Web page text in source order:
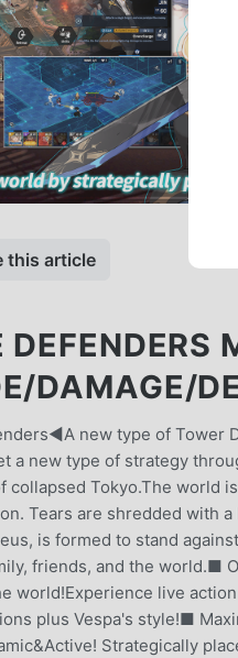
this article
DEFENDERS
DAMAGE/
new type of Tower
a new type of strategy
collapsed Tokyo.The world
Tears are shredded with
is formed to stand
friends, and the world.■
world!Experience live
plus Vespa's style!■
Strategically